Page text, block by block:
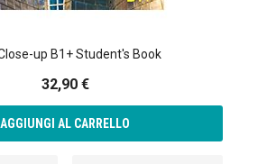
i quali potrebbero combinarle
dei loro servizi.
up B1+ Student's Book
32,90 €
AGGIUNGI AL CARRELLO